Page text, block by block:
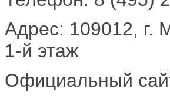
Адрес: 109012, г.
1-й этаж
Официальный